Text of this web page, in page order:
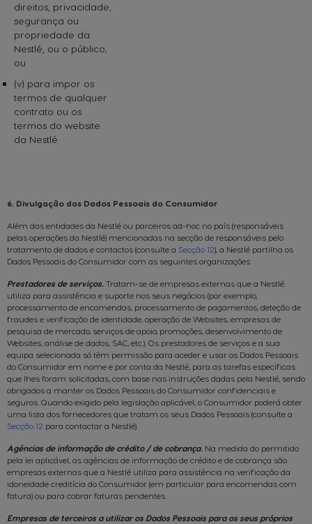
direitos, privacidade,
segurança ou
propriedade da
Nestlé, ou o público;
ou
(v) para impor os
termos de qualquer
contrato ou os
termos do website
da Nestlé.
6. Divulgação dos Dados Pessoais do Consumidor
Além das entidades da Nestlé ou parceiros ad-hoc no país (responsáveis
pelas operações da Nestlé) mencionadas na secção de responsáveis pelo
tratamento de dados e contactos (consulte a Secção 12), a Nestlé partilha os
Dados Pessoais do Consumidor com as seguintes organizações:
Prestadores de serviços. Tratam-se de empresas externas que a Nestlé
utiliza para assistência e suporte nos seus negócios (por exemplo,
processamento de encomendas, processamento de pagamentos, deteção de
fraudes e verificação de identidade, operação de Websites, empresas de
pesquisa de mercado, serviços de apoio, promoções, desenvolvimento de
Websites, análise de dados, SAC, etc.). Os prestadores de serviços e a sua
equipa selecionada só têm permissão para aceder e usar os Dados Pessoais
do Consumidor em nome e por conta da Nestlé, para as tarefas específicas
que lhes foram solicitadas, com base nas instruções dadas pela Nestlé, sendo
obrigados a manter os Dados Pessoais do Consumidor confidenciais e
seguros. Quando exigido pela legislação aplicável, o Consumidor poderá obter
uma lista dos fornecedores que tratam os seus Dados Pessoais (consulte a
Secção 12 para contactar a Nestlé).
Agências de informação de crédito / de cobrança. Na medida do permitido
pela lei aplicável, as agências de informação de crédito e de cobrança são
empresas externas que a Nestlé utiliza para assistência na verificação da
idoneidade creditícia do Consumidor (em particular para encomendas com
fatura) ou para cobrar faturas pendentes.
Empresas de terceiros a utilizar os Dados Pessoais para os seus próprios